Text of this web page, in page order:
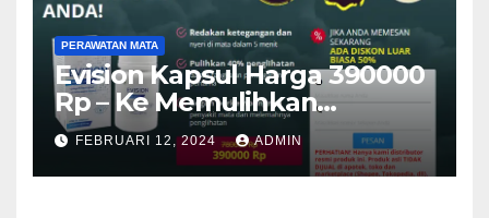
PERAWATAN MATA
Evision Kapsul Harga 390000
Rp – Ke Memulihkan
Penglihatan (Indonesia)
FEBRUARI 12, 2024 ADMIN